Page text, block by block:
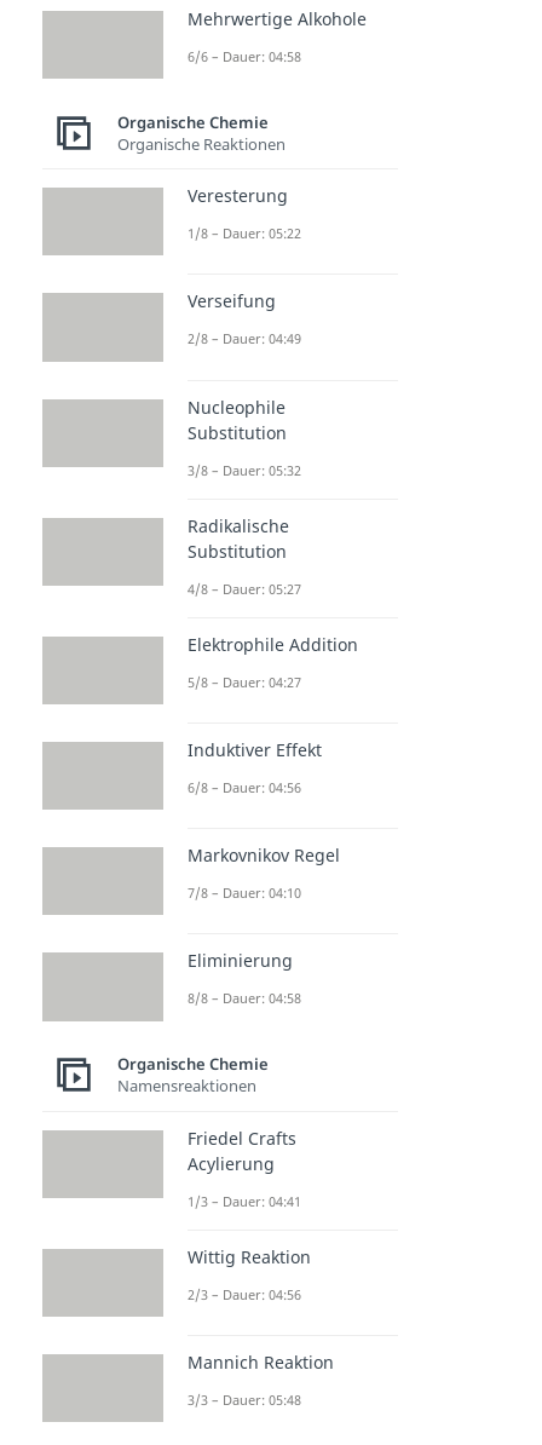
Mehrwertige Alkohole
6/6 – Dauer: 04:58
Organische Chemie
Organische Reaktionen
Veresterung
1/8 – Dauer: 05:22
Verseifung
2/8 – Dauer: 04:49
Nucleophile
Substitution
3/8 – Dauer: 05:32
Radikalische
Substitution
4/8 – Dauer: 05:27
Elektrophile Addition
5/8 – Dauer: 04:27
Induktiver Effekt
6/8 – Dauer: 04:56
Markovnikov Regel
7/8 – Dauer: 04:10
Eliminierung
8/8 – Dauer: 04:58
Organische Chemie
Namensreaktionen
Friedel Crafts
Acylierung
1/3 – Dauer: 04:41
Wittig Reaktion
2/3 – Dauer: 04:56
Mannich Reaktion
3/3 – Dauer: 05:48